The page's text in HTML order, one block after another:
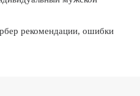
рекомендации, ошибки